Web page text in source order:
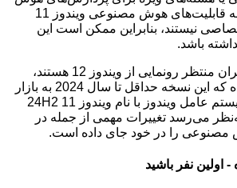
مصنوعی داریم. اما همه قابلیت‌های هوش مصنوعی ویندوز 11
نیستند، بنابراین ممکن است این
باشد.
در حالی که برخی کاربران منتظر رونمایی از ویندوز 12 هستند،
مایکروسافت تأیید کرده که این نسخه حداقل تا سال 2024 به بازار
نمی‌آید. آپدیت بعدی سیستم عامل ویندوز با نام ویندوز 11 24H2
می‌رسد تغییرات مهمی از جمله در
مصنوعی را در خود جای داده است.
اولین نفر باشید